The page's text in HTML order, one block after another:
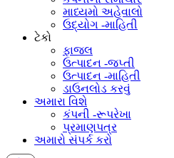
માધ્યમો અહેવાલો
ઉદ્યોગ -માહિતી
ટેકો
ફાજલ
ઉત્પાદન -જપ્તી
ઉત્પાદન -માહિતી
ડાઉનલોડ કરવું
અમારા વિશે
કંપની -રૂપરેખા
પ્રમાણપત્ર
અમારો સંપર્ક કરો